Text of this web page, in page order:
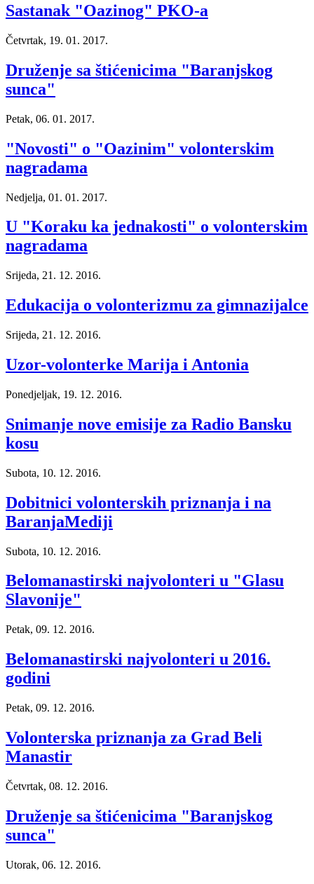
Sastanak "Oazinog" PKO-a
Četvrtak, 19. 01. 2017.
Druženje sa štićenicima "Baranjskog
sunca"
Petak, 06. 01. 2017.
"Novosti" o "Oazinim" volonterskim
nagradama
Nedjelja, 01. 01. 2017.
U "Koraku ka jednakosti" o volonterskim
nagradama
Srijeda, 21. 12. 2016.
Edukacija o volonterizmu za gimnazijalce
Srijeda, 21. 12. 2016.
Uzor-volonterke Marija i Antonia
Ponedjeljak, 19. 12. 2016.
Snimanje nove emisije za Radio Bansku
kosu
Subota, 10. 12. 2016.
Dobitnici volonterskih priznanja i na
BaranjaMediji
Subota, 10. 12. 2016.
Belomanastirski najvolonteri u "Glasu
Slavonije"
Petak, 09. 12. 2016.
Belomanastirski najvolonteri u 2016.
godini
Petak, 09. 12. 2016.
Volonterska priznanja za Grad Beli
Manastir
Četvrtak, 08. 12. 2016.
Druženje sa štićenicima "Baranjskog
sunca"
Utorak, 06. 12. 2016.